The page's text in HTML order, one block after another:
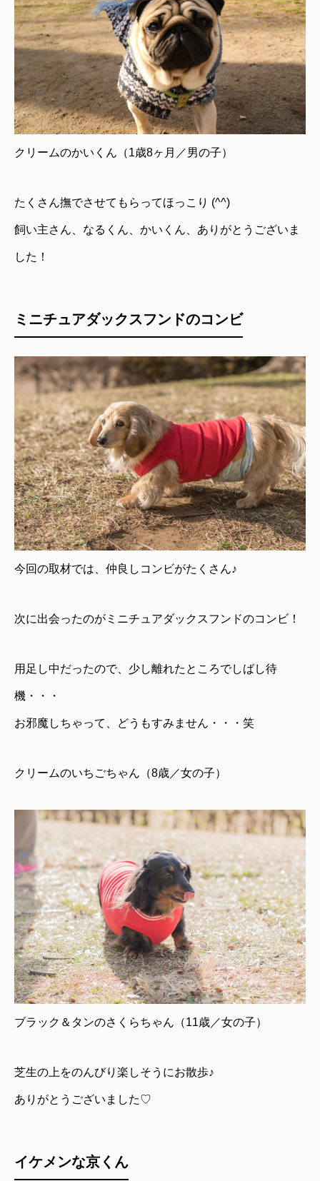
クリームのかいくん（1歳8ヶ月／男の子）
たくさん撫でさせてもらってほっこり (^^)
飼い主さん、なるくん、かいくん、ありがとうございま
した！
ミニチュアダックスフンドのコンビ
今回の取材では、仲良しコンビがたくさん♪
次に出会ったのがミニチュアダックスフンドのコンビ！
用足し中だったので、少し離れたところでしばし待
機・・・
お邪魔しちゃって、どうもすみません・・・笑
クリームのいちごちゃん（8歳／女の子）
ブラック＆タンのさくらちゃん（11歳／女の子）
芝生の上をのんびり楽しそうにお散歩♪
ありがとうございました♡
イケメンな京くん